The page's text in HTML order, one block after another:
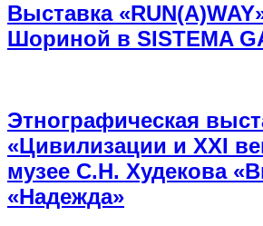
Выставка
Шориной в SISTEMA
Этнографическая
«Цивилизации и ХХI
музее С.Н. Худекова
«Надежда»